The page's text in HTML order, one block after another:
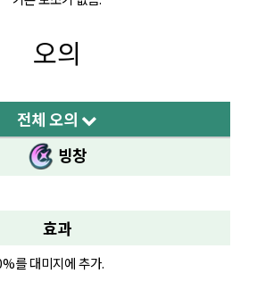
오의
전체 오의
빙창
효과
를 대미지에 추가.